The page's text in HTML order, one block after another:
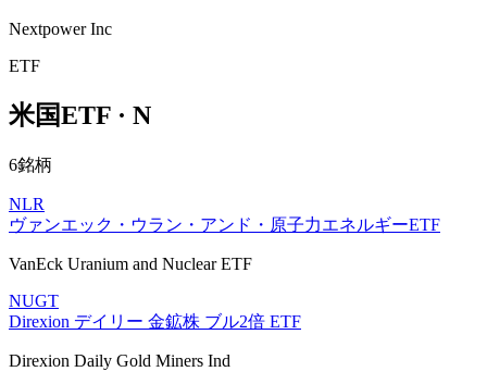
Nextpower Inc
ETF
米国ETF · N
6銘柄
NLR
ヴァンエック・ウラン・アンド・原子力エネルギーETF
VanEck Uranium and Nuclear ETF
NUGT
Direxion デイリー 金鉱株 ブル2倍 ETF
Direxion Daily Gold Miners Ind